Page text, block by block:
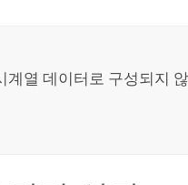
열 데이터로 구성되지